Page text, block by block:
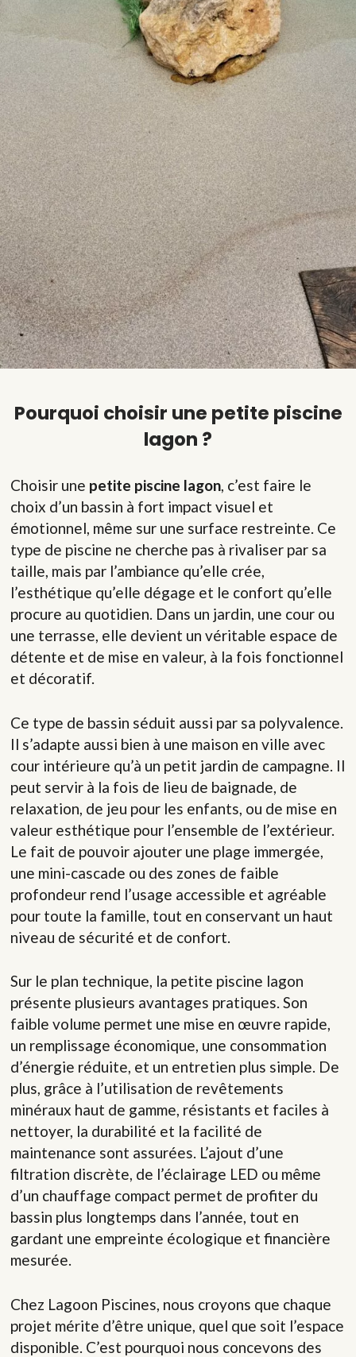
Pourquoi choisir une petite piscine
lagon ?
Choisir une petite piscine lagon, c’est faire le
choix d’un bassin à fort impact visuel et
émotionnel, même sur une surface restreinte. Ce
type de piscine ne cherche pas à rivaliser par sa
taille, mais par l’ambiance qu’elle crée,
l’esthétique qu’elle dégage et le confort qu’elle
procure au quotidien. Dans un jardin, une cour ou
une terrasse, elle devient un véritable espace de
détente et de mise en valeur, à la fois fonctionnel
et décoratif.
Ce type de bassin séduit aussi par sa polyvalence.
Il s’adapte aussi bien à une maison en ville avec
cour intérieure qu’à un petit jardin de campagne. Il
peut servir à la fois de lieu de baignade, de
relaxation, de jeu pour les enfants, ou de mise en
valeur esthétique pour l’ensemble de l’extérieur.
Le fait de pouvoir ajouter une plage immergée,
une mini-cascade ou des zones de faible
profondeur rend l’usage accessible et agréable
pour toute la famille, tout en conservant un haut
niveau de sécurité et de confort.
Sur le plan technique, la petite piscine lagon
présente plusieurs avantages pratiques. Son
faible volume permet une mise en œuvre rapide,
un remplissage économique, une consommation
d’énergie réduite, et un entretien plus simple. De
plus, grâce à l’utilisation de revêtements
minéraux haut de gamme, résistants et faciles à
nettoyer, la durabilité et la facilité de
maintenance sont assurées. L’ajout d’une
filtration discrète, de l’éclairage LED ou même
d’un chauffage compact permet de profiter du
bassin plus longtemps dans l’année, tout en
gardant une empreinte écologique et financière
mesurée.
Chez Lagoon Piscines, nous croyons que chaque
projet mérite d’être unique, quel que soit l’espace
disponible. C’est pourquoi nous concevons des